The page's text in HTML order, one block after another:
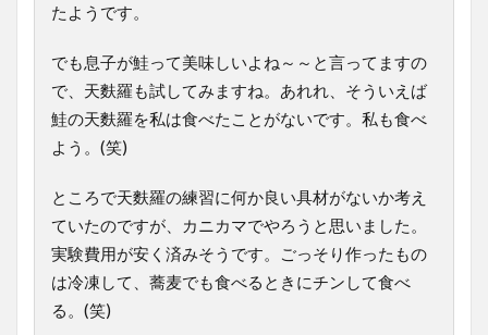
たようです。
でも息子が鮭って美味しいよね～～と言ってますの
で、天麩羅も試してみますね。あれれ、そういえば
鮭の天麩羅を私は食べたことがないです。私も食べ
よう。(笑)
ところで天麩羅の練習に何か良い具材がないか考え
ていたのですが、カニカマでやろうと思いました。
実験費用が安く済みそうです。ごっそり作ったもの
は冷凍して、蕎麦でも食べるときにチンして食べ
る。(笑)